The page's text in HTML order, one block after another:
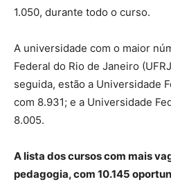
1.050, durante todo o curso.
A universidade com o maior
Federal do Rio de Janeiro
seguida, estão a Universidade
com 8.931; e a Universidade
8.005.
A lista dos cursos com mais
pedagogia, com 10.145